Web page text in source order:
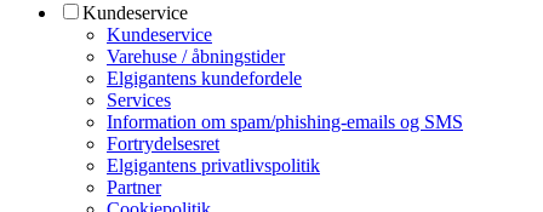
Kundeservice
Kundeservice
Varehuse / åbningstider
Elgigantens kundefordele
Services
Information om spam/phishing-emails og SMS
Fortrydelsesret
Elgigantens privatlivspolitik
Partner